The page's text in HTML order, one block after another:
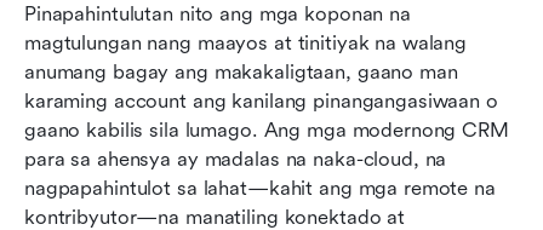
Pinapahintulutan nito ang mga koponan na
magtulungan nang maayos at tinitiyak na walang
anumang bagay ang makakaligtaan, gaano man
karaming account ang kanilang pinangangasiwaan o
gaano kabilis sila lumago. Ang mga modernong CRM
para sa ahensya ay madalas na naka-cloud, na
nagpapahintulot sa lahat—kahit ang mga remote na
kontribyutor—na manatiling konektado at